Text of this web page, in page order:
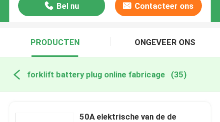
Bel nu Contacteer ons
PRODUCTEN ONGEVEER ONS
forklift battery plug online fabricage (35)
50A elektrische van de de